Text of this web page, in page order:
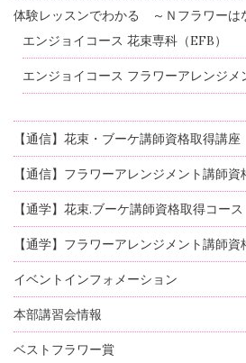
体験レッスンでわかる ～Ｎフラワーは
エンジョイコース 花束専科（EFB）
エンジョイコース フラワーアレンジメ
【通信】花束・ブーケ講師資格取得講座
【通信】フラワーアレンジメント講師資
【通学】花束.ブーケ講師資格取得コース
【通学】フラワーアレンジメント講師資
イベントインフォメーション
本部講習会情報
ベストフラワー賞